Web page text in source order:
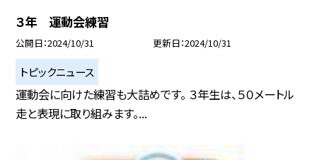
３年 運動会練習
公開日 2024/10/31 更新日 2024/10/31
トピックニュース
運動会に向けた練習も大詰めです。 ３年生は、５０メートル
走と表現に取り組みます。...